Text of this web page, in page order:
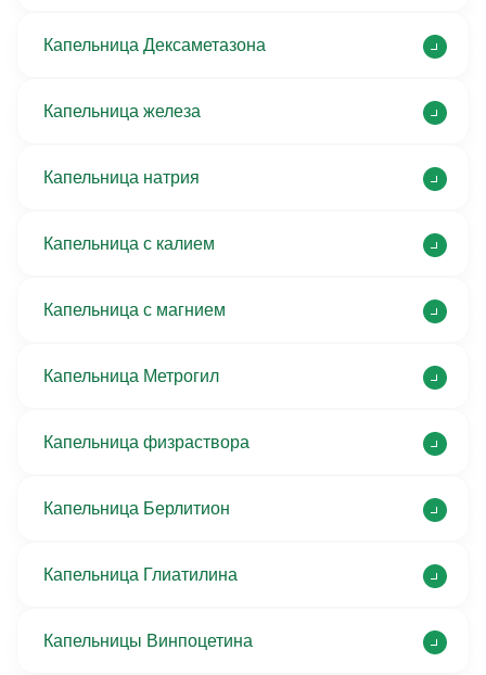
Капельница Дексаметазона
Капельница железа
Капельница натрия
Капельница с калием
Капельница с магнием
Капельница Метрогил
Капельница физраствора
Капельница Берлитион
Капельница Глиатилина
Капельницы Винпоцетина